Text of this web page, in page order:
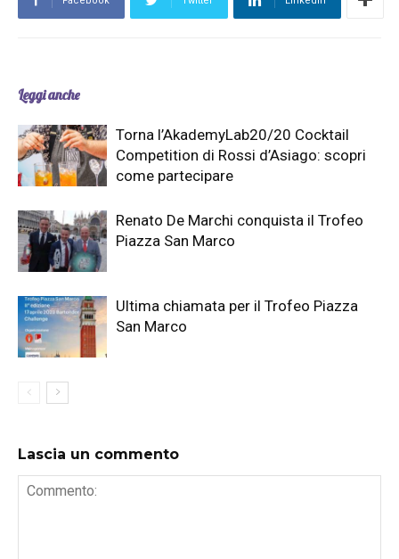
Leggi anche
Torna l’AkademyLab20/20 Cocktail
Competition di Rossi d’Asiago: scopri
come partecipare
Renato De Marchi conquista il Trofeo
Piazza San Marco
Ultima chiamata per il Trofeo Piazza
San Marco
Lascia un commento